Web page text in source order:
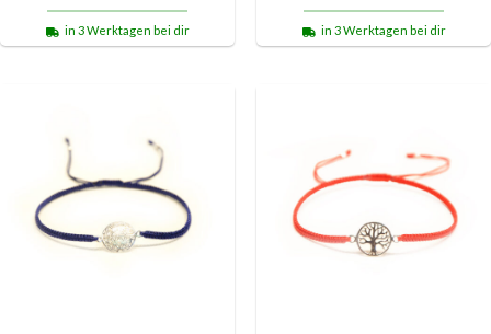
in 3 Werktagen bei dir in 3 Werktagen bei dir